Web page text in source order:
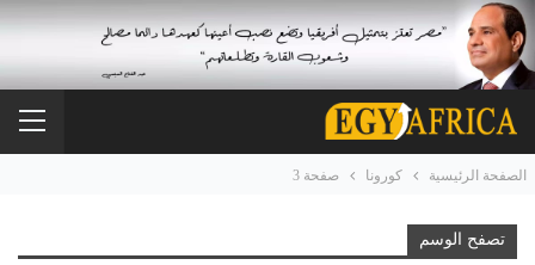
الصفحة الرئيسية كورونا صفحة 3
تصفح الوسم